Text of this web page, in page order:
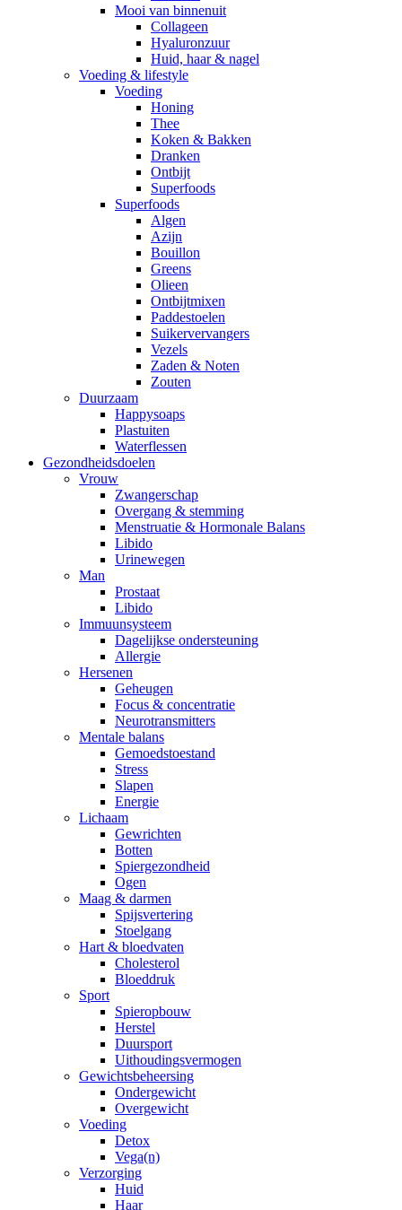
Mooi van binnenuit
Collageen
Hyaluronzuur
Huid, haar & nagel
Voeding & lifestyle
Voeding
Honing
Thee
Koken & Bakken
Dranken
Ontbijt
Superfoods
Superfoods
Algen
Azijn
Bouillon
Greens
Olieen
Ontbijtmixen
Paddestoelen
Suikervervangers
Vezels
Zaden & Noten
Zouten
Duurzaam
Happysoaps
Plastuiten
Waterflessen
Gezondheidsdoelen
Vrouw
Zwangerschap
Overgang & stemming
Menstruatie & Hormonale Balans
Libido
Urinewegen
Man
Prostaat
Libido
Immuunsysteem
Dagelijkse ondersteuning
Allergie
Hersenen
Geheugen
Focus & concentratie
Neurotransmitters
Mentale balans
Gemoedstoestand
Stress
Slapen
Energie
Lichaam
Gewrichten
Botten
Spiergezondheid
Ogen
Maag & darmen
Spijsvertering
Stoelgang
Hart & bloedvaten
Cholesterol
Bloeddruk
Sport
Spieropbouw
Herstel
Duursport
Uithoudingsvermogen
Gewichtsbeheersing
Ondergewicht
Overgewicht
Voeding
Detox
Vega(n)
Verzorging
Huid
Haar